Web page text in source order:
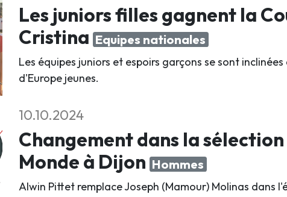
Les juniors filles gagnent la
Cristina Equipes nationales
Les équipes juniors et espoirs garçons se sont
d'Europe jeunes.
10.10.2024
Changement dans la
Monde à Dijon Hommes
Alwin Pittet remplace Joseph (Mamour) Molinas dans